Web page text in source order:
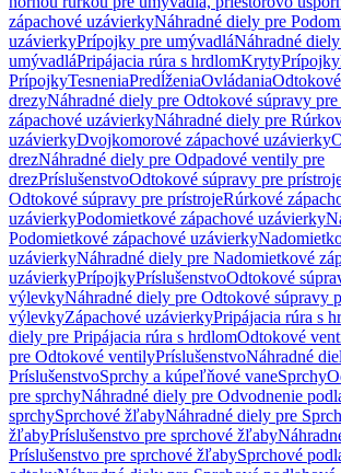
zápachové uzávierkyNáhradné diely pre
uzávierkyPrípojky pre umývadláNáhradné
umývadláPripájacia rúra s hrdlomKrytyPrípojky
PrípojkyTesneniaPredĺženiaOvládania
drezyNáhradné diely pre Odtokové súpravy
zápachové uzávierkyNáhradné diely pre
uzávierkyDvojkomorové zápachové uzávierky
drezNáhradné diely pre Odpadové ventily pre
drezPríslušenstvoOdtokové súpravy pre
Odtokové súpravy pre prístrojeRúrkové
uzávierkyPodomietkové zápachové uzávierky
Podomietkové zápachové uzávierky
uzávierkyNáhradné diely pre Nadomietkové
uzávierkyPrípojkyPríslušenstvoOdtokové
výlevkyNáhradné diely pre Odtokové súpravy
výlevkyZápachové uzávierkyPripájacia rúra s
diely pre Pripájacia rúra s hrdlomOdtokové
pre Odtokové ventilyPríslušenstvoNáhradné
PríslušenstvoSprchy a kúpeľňové vaneSprchy
pre sprchyNáhradné diely pre Odvodnenie
sprchySprchové žľabyNáhradné diely pre
žľabyPríslušenstvo pre sprchové žľaby
Príslušenstvo pre sprchové žľabySprchové